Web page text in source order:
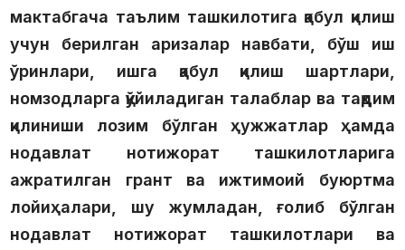
мактабгача таълим ташкилотига қабул қилиш
учун берилган аризалар навбати, бўш иш
ўринлари, ишга қабул қилиш шартлари,
номзодларга қўйиладиган талаблар ва тақдим
қилиниши лозим бўлган ҳужжатлар ҳамда
нодавлат нотижорат ташкилотларига
ажратилган грант ва ижтимоий буюртма
лойиҳалари, шу жумладан, ғолиб бўлган
нодавлат нотижорат ташкилотлари ва